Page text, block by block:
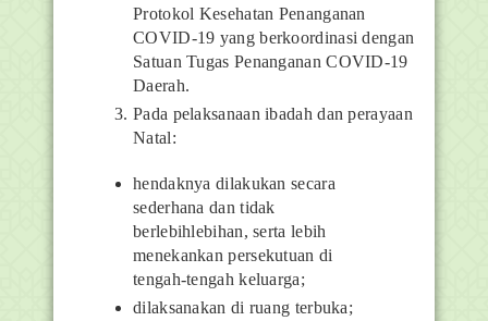
Protokol Kesehatan Penanganan
COVID-19 yang berkoordinasi dengan
Satuan Tugas Penanganan COVID-19
Daerah.
Pada pelaksanaan ibadah dan perayaan
Natal:
hendaknya dilakukan secara
sederhana dan tidak
berlebihlebihan, serta lebih
menekankan persekutuan di
tengah-tengahkeluarga;
dilaksanakan di ruang terbuka;